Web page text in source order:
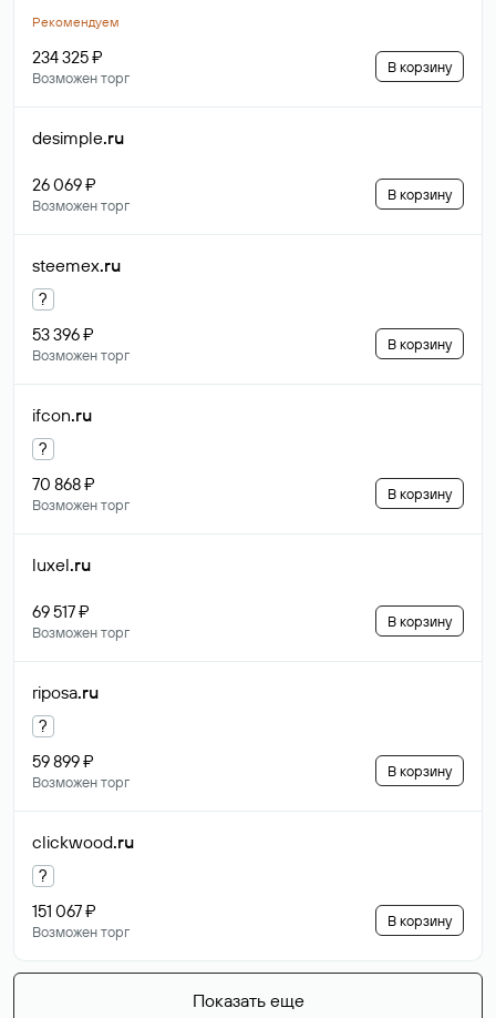
Рекомендуем
234 325 ₽
Возможен торг
В корзину
desimple.ru
26 069 ₽
Возможен торг
В корзину
steemex.ru
?
53 396 ₽
Возможен торг
В корзину
ifcon.ru
?
70 868 ₽
Возможен торг
В корзину
luxel.ru
69 517 ₽
Возможен торг
В корзину
riposa.ru
?
59 899 ₽
Возможен торг
В корзину
clickwood.ru
?
151 067 ₽
Возможен торг
В корзину
Показать еще